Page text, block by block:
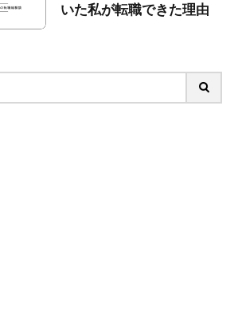
いた私が転職できた理由